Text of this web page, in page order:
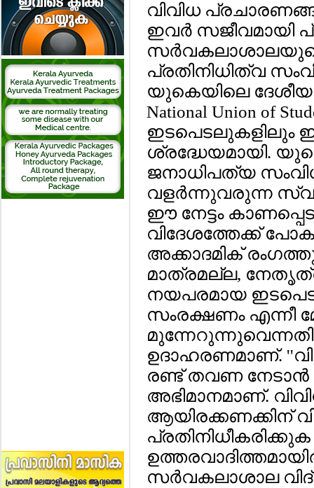
വിവിധ
ഇവര്‍ സജീവമായി
പ്രതിനിധിത്വ
യുകെയിലെ ദേശീയ
National Union of
ഇടപെടലുകളിലും
ശ്രദ്ധേയമായി.
ജനാധിപത്യ
വളര്‍ന്നുവരുന്ന
ഈ നേട്ടം
വിദേശത്തേക്ക്
അക്കാദമിക്
മാത്രമല്ല,
നയപരമായ
സംരക്ഷണം എന്നീ
ഉദാഹരണമാണ്.
രണ്ട് തവണ
അഭിമാനമാണ്.
ആയിരക്കണക്കിന്
സര്‍വകലാശാല